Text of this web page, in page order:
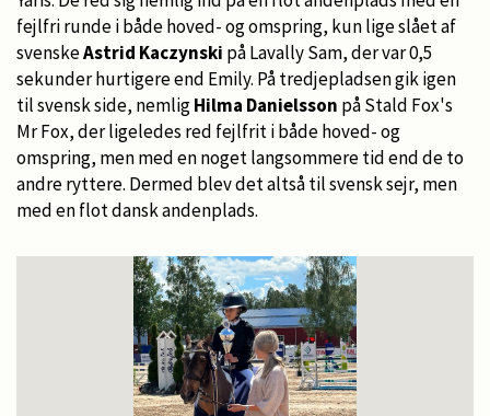
fejlfri runde i både hoved- og omspring, kun lige slået af
svenskeAstrid Kaczynski på Lavally Sam, der var 0,5
sekunder hurtigere end Emily. På tredjepladsen gik igen
til svensk side, nemligHilma Danielsson på Stald Fox's
Mr Fox, der ligeledes red fejlfrit i både hoved- og
omspring, men med en noget langsommere tid end de to
andre ryttere. Dermed blev det altså til svensk sejr, men
med en flot dansk andenplads.